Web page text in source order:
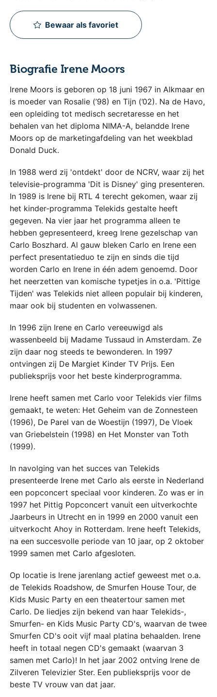
Bewaar als favoriet
Biografie Irene Moors
Irene Moors is geboren op 18 juni 1967 in Alkmaar en
is moeder van Rosalie (’98) en Tijn (’02). Na de Havo,
een opleiding tot medisch secretaresse en het
behalen van het diploma NIMA-A, belandde Irene
Moors op de marketingafdeling van het weekblad
Donald Duck.
In 1988 werd zij 'ontdekt' door de NCRV, waar zij het
televisie-programma 'Dit is Disney' ging presenteren.
In 1989 is Irene bij RTL 4 terecht gekomen, waar zij
het kinder-programma Telekids gestalte heeft
gegeven. Na vier jaar het programma alleen te
hebben gepresenteerd, kreeg Irene gezelschap van
Carlo Boszhard. Al gauw bleken Carlo en Irene een
perfect presentatieduo te zijn en sinds die tijd
worden Carlo en Irene in één adem genoemd. Door
het neerzetten van komische typetjes in o.a. 'Pittige
Tijden' was Telekids niet alleen populair bij kinderen,
maar ook bij studenten en volwassenen.
In 1996 zijn Irene en Carlo vereeuwigd als
wassenbeeld bij Madame Tussaud in Amsterdam. Ze
zijn daar nog steeds te bewonderen. In 1997
ontvingen zij De Margiet Kinder TV Prijs. Een
publieksprijs voor het beste kinderprogramma.
Irene heeft samen met Carlo voor Telekids vier films
gemaakt, te weten: Het Geheim van de Zonnesteen
(1996), De Parel van de Woestijn (1997), De Vloek
van Griebelstein (1998) en Het Monster van Toth
(1999).
In navolging van het succes van Telekids
presenteerde Irene met Carlo als eerste in Nederland
een popconcert speciaal voor kinderen. Zo was er in
1997 het Pittig Popconcert vanuit een uitverkochte
Jaarbeurs in Utrecht en in 1999 en 2000 vanuit een
uitverkocht Ahoy in Rotterdam. Irene heeft Telekids,
na een succesvolle periode van 10 jaar, op 2 oktober
1999 samen met Carlo afgesloten.
Op locatie is Irene jarenlang actief geweest met o.a.
de Telekids Roadshow, de Smurfen House Tour, de
Kids Music Party en een theatertour samen met
Carlo. De liedjes zijn bekend van haar Telekids-,
Smurfen- en Kids Music Party CD's, waarvan de twee
Smurfen CD's ooit vijf maal platina behaalden. Irene
heeft in totaal negen CD's gemaakt (waarvan 3
samen met Carlo)! In het jaar 2002 ontving Irene de
Zilveren Televizier Ster. Een publieksprijs voor de
beste TV vrouw van dat jaar.